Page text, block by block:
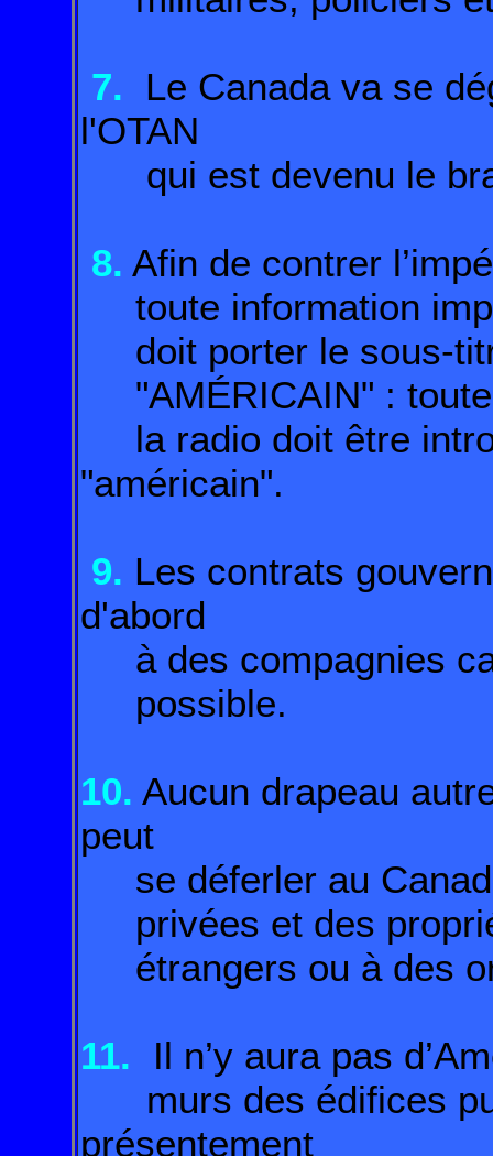
7. Le Canada va se
l'OTAN
qui est devenu le
8. Afin de contrer
toute information
doit porter le sous-
"AMÉRICAIN" : toute
la radio doit être
"américain".
9. Les contrats
d'abord
à des compagnies
possible.
10. Aucun drapeau
peut
se déferler au
privées et des
étrangers ou à des
11. Il n’y aura pas
murs des édifices
présentement